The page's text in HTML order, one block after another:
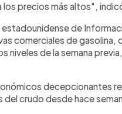
los precios más altos",
de
comerciales de gasolina,
niveles de la semana
decepcionantes
crudo desde hace